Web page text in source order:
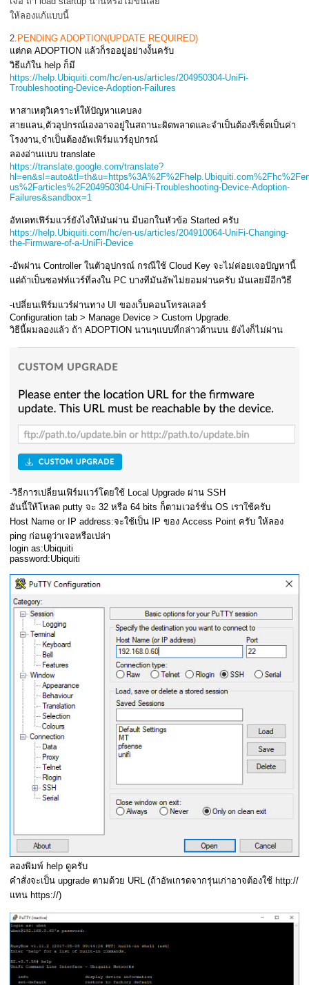
ให้ลองแก้แบบนี้
2. PENDING ADOPTION(UPDATE REQUIRED)
แต่กด ADOPTION แล้วก็รออยู่อย่างงั้นครับ
วิธีแก้ใน help ก็มี
https://help.Ubiquiti.com/hc/en-us/articles/204950304-UniFi-
Troubleshooting-Device-Adoption-Failures
หาสาเหตุวิเคราะห์ให้ปัญหาแคบลง
สายแลน,ตัวอุปกรณ์เองอาจอยู่ในสถานะผิดพลาดและจำเป็นต้องรีเซ็ตเป็นค่า
โรงงาน,จำเป็นต้องอัพเฟิร์มแวร์อุปกรณ์
ลองอ่านแบบ translate
https://translate.google.com/translate?
us%2Farticles%2F204950304-UniFi-Troubleshooting-Device-Adoption-
Failures&sandbox=1
อัทเดทเฟิร์มแวร์ยังไงให้มันผ่าน มีบอกในหัวข้อ Started ครับ
https://help.Ubiquiti.com/hc/en-us/articles/204910064-UniFi-Changing-
the-Firmware-of-a-UniFi-Device
-อัพผ่าน Controller ในตัวอุปกรณ์ กรณีใช้ Cloud Key จะไม่ค่อยเจอปัญหานี้
แต่ถ้าเป็นซอฟท์แวร์ที่ลงใน PC บางทีมันอัพไม่ยอมผ่านครับ มันเลยมีอีกวิธี
-เปลี่ยนเฟิร์มแวร์ผ่านทาง UI ของเว็บคอนโทรลเลอร์
Configuration tab > Manage Device > Custom Upgrade.
วิธีนี้ผมลองแล้ว ถ้า ADOPTION นานๆแบบที่กล่าวด้านบน ยังไงก็ไม่ผ่าน
-วิธีการเปลี่ยนเฟิร์มแวร์โดยใช้ Local Upgrade ผ่าน SSH
อันนี้ให้โหลด putty จะ 32 หรือ 64 bits ก็ตามเวอร์ชั่น OS เราใช้ครับ
Host Name or IP address:จะใช้เป็น IP ของ Access Point ครับ ให้ลอง
ping ก่อนดูว่าเจอหรือเปล่า
login as:Ubiquiti
password:Ubiquiti
ลองพิมพ์ help ดูครับ
คำสั่งจะเป็น upgrade ตามด้วย URL (ถ้าอัพเกรดจากรุ่นเก่าอาจต้องใช้ http://
แทน https://)